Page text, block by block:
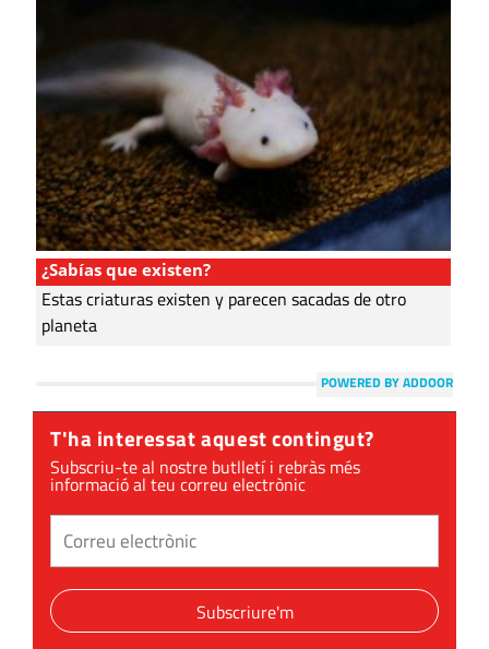
¿Sabías que existen?
Estas criaturas existen y parecen sacadas de otro
planeta
POWERED BY ADDOOR
T'ha interessat aquest contingut?
Subscriu-te al nostre butlletí i rebràs més
informació al teu correu electrònic
Subscriure'm